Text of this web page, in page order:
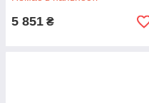
5 851 ₴